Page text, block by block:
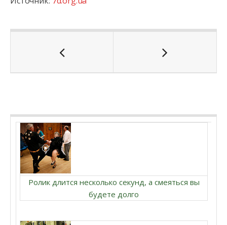
Ролик длится несколько секунд, а смеяться вы
будете долго